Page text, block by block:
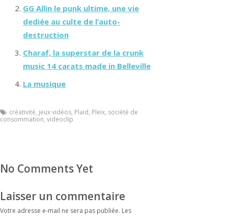
GG Allin le punk ultime, une vie
dediée au culte de l’auto-
destruction
Charaf, la superstar de la crunk
music 14 carats made in Belleville
La musique
créativité, jeux vidéos, Plaid, Pleix, société de
consommation, videoclip
No Comments Yet
Laisser un commentaire
Votre adresse e-mail ne sera pas publiée. Les